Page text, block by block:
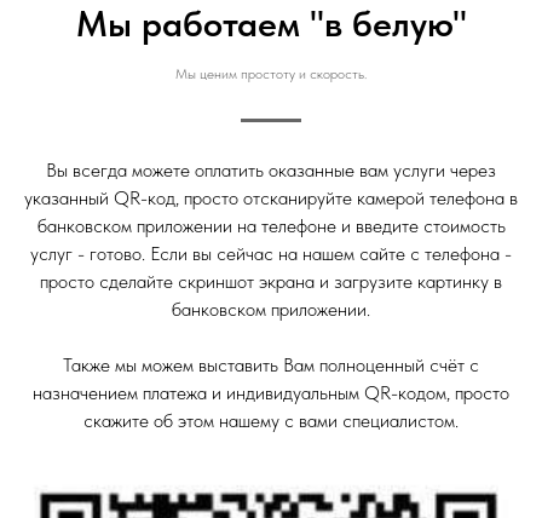
Мы работаем "в белую"
Мы ценим простоту и скорость.
Вы всегда можете оплатить оказанные вам услуги через
указанный QR-код, просто отсканируйте камерой телефона в
банковском приложении на телефоне и введите стоимость
услуг - готово. Если вы сейчас на нашем сайте с телефона -
просто сделайте скриншот экрана и загрузите картинку в
банковском приложении.
Также мы можем выставить Вам полноценный счёт с
назначением платежа и индивидуальным QR-кодом, просто
скажите об этом нашему с вами специалистом.